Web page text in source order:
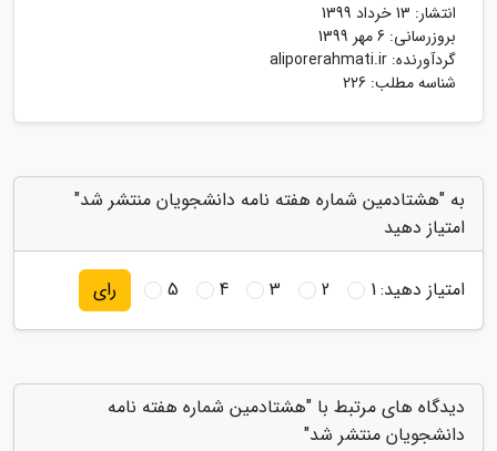
انتشار: 13 خرداد 1399
بروزرسانی: 6 مهر 1399
گردآورنده: aliporerahmati.ir
شناسه مطلب: 226
به "هشتادمین شماره هفته نامه دانشجویان منتشر شد"
امتیاز دهید
امتیاز دهید:1
2
3
4
5 رای
دیدگاه های مرتبط با "هشتادمین شماره هفته نامه
دانشجویان منتشر شد"